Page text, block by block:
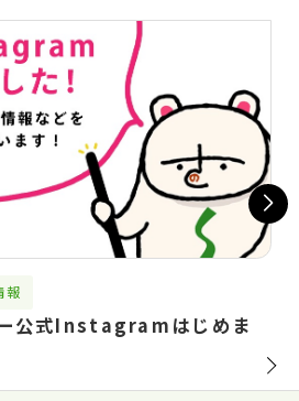
報
公式Instagramはじめま